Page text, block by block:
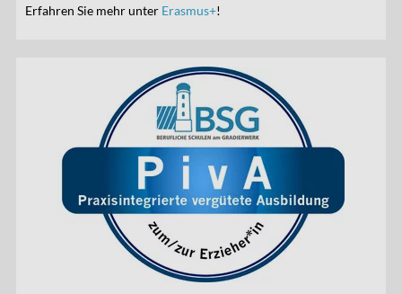
Erfahren Sie mehr unter Erasmus+!